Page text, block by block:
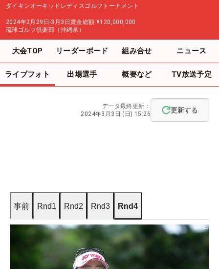
ダイキンオーキッドレディスゴルフトーナメント
2024年2月29日-3月3日賞金総額 ¥120,000,000
琉球ゴルフ倶楽部（沖縄県）
大会TOP リーダーボード 組み合せ ニュース
ライブフォト 出場選手 概要など TV放送予定
データ最終更新：
2024年3月3日 (日) 15:26
更新する
事前 Rnd1 Rnd2 Rnd3 Rnd4